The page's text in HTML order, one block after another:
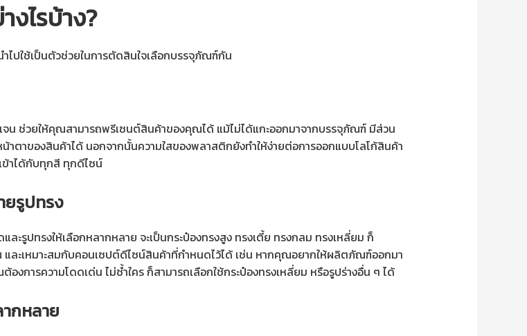
ไรบ้าง?
ไปใช้เป็นตัวช่วยในการตัดสินใจเลือกบรรจุภัณฑ์กัน
จน ช่วยให้คุณสามารถพรีเซนต์สินค้าของคุณได้ แม้ไม่ได้แกะออกมาจากบรรจุภัณฑ์ มีส่วน
ตาของสินค้าได้ นอกจากนั้นความใสของพลาสติกยังทำให้ง่ายต่อการออกแบบโลโก้สินค้า
ข้าได้กับทุกสี ทุกดีไซน์
ยรูปทรง
ะรูปทรงให้เลือกหลากหลาย จะเป็นกระป๋องทรงสูง ทรงเตี้ย ทรงกลม ทรงเหลี่ยม ก็
ละเหมาะสมกับคอนเซปต์ดีไซน์สินค้าที่กำหนดไว้ได้ เช่น หากคุณอยากให้ผลิตภัณฑ์ออกมา
งการความโดดเด่น ไม่ซ้ำใคร ก็สามารถเลือกใช้กระป๋องทรงเหลี่ยม หรือรูปร่างอื่น ๆ ได้
กหลาย